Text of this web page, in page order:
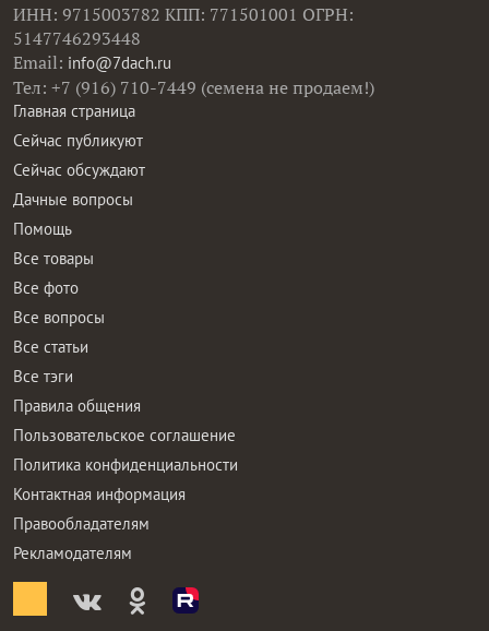
ИНН: 9715003782 КПП: 771501001 ОГРН:
5147746293448
Email: info@7dach.ru
Тел: +7 (916) 710-7449 (семена не продаем!)
Главная страница
Сейчас публикуют
Сейчас обсуждают
Дачные вопросы
Помощь
Все товары
Все фото
Все вопросы
Все статьи
Все тэги
Правила общения
Пользовательское соглашение
Политика конфиденциальности
Контактная информация
Правообладателям
Рекламодателям